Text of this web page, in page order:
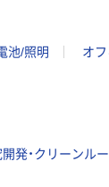
池/照明 オ
発・クリーンル